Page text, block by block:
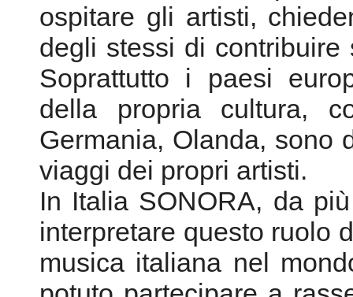
viaggi dei propri artisti.
In Italia SONORA, da
interpretare questo ruolo
musica italiana nel
potuto partecipare a
è stato possibile, nel
scambiare esperienze
eseguire opere di
supporto di SONORA,